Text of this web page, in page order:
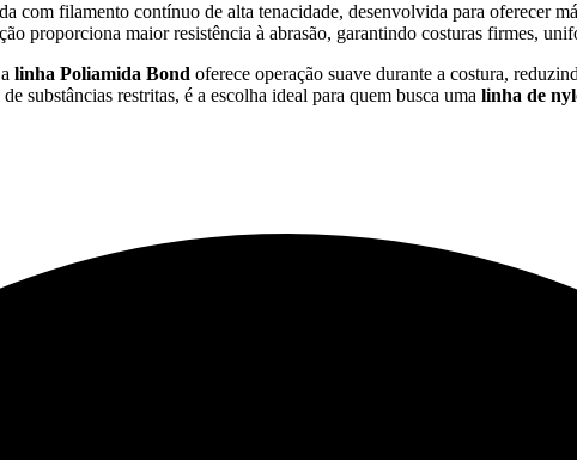
com filamento contínuo de alta tenacidade, desenvolvida para oferecer
proporciona maior resistência à abrasão, garantindo costuras firmes,
linha Poliamida Bond oferece operação suave durante a costura,
substâncias restritas, é a escolha ideal para quem busca uma linha de